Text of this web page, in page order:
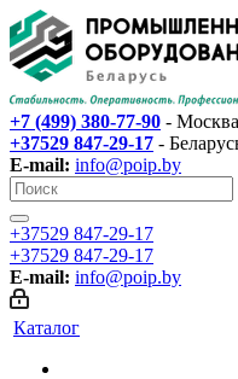
+7 (499) 380-77-90 - Москва
+37529 847-29-17‬ -
E-mail: info@poip.by
+37529 847-29-17‬
+37529 847-29-17‬
E-mail: info@poip.by
Каталог